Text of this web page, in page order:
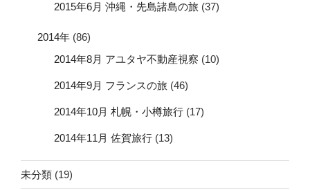
2015年6月 沖縄・先島諸島の旅 (37)
2014年 (86)
2014年8月 アユタヤ不動産視察 (10)
2014年9月 フランスの旅 (46)
2014年10月 札幌・小樽旅行 (17)
2014年11月 佐賀旅行 (13)
未分類 (19)